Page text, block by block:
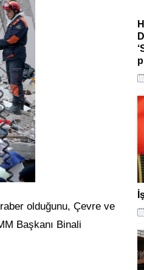
olduğunu, Çevre ve
Başkanı Binali